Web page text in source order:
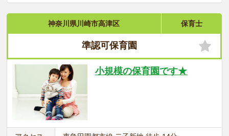
神奈川県川崎市高津区 保育士
準認可保育園
小規模の保育園です★